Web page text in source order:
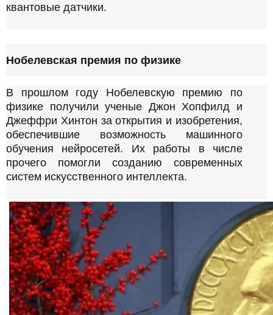
квантовые датчики.
Нобелевская премия по физике
В прошлом году Нобелевскую премию по
физике получили ученые Джон Хопфилд и
Джеффри Хинтон за открытия и изобретения,
обеспечившие возможность машинного
обучения нейросетей. Их работы в числе
прочего помогли созданию современных
систем искусственного интеллекта.